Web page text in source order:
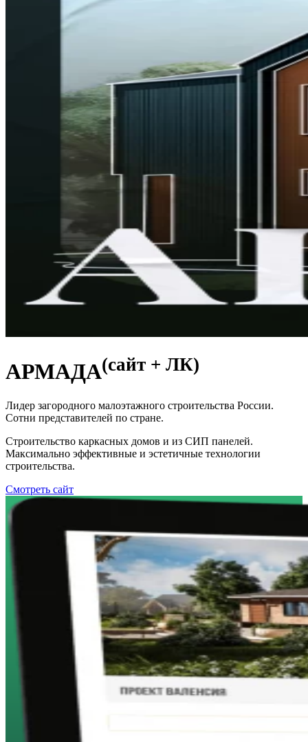
АРМАДА(сайт + ЛК)
Лидер загородного малоэтажного строительства России.
Сотни представителей по стране.
Строительство каркасных домов и из СИП панелей.
Максимально эффективные и эстетичные технологии
строительства.
Смотреть сайт